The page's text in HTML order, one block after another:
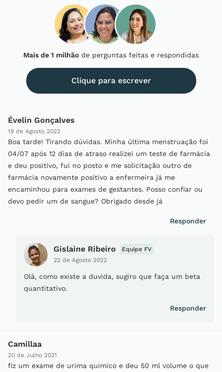
Mais de 1 milhão de perguntas feitas e respondidas
Clique para escrever
Évelin Gonçalves
19 de Agosto 2022
Boa tarde! Tirando dúvidas. Minha última menstruação foi
04/07 após 12 dias de atraso realizei um teste de farmácia
e deu positivo, fui no posto e me solicitação outro de
farmácia novamente positivo a enfermeira já me
encaminhou para exames de gestantes. Posso confiar ou
devo pedir um de sangue? Obrigado desde já
Responder
Gislaine Ribeiro
22 de Agosto 2022
Equipe FV
Olá, como existe a duvida, sugiro que faça um beta
quantitativo.
Responder
Camillaa
20 de Julho 2021
fiz um exame de urima quimico e deu 50 ml volume o que